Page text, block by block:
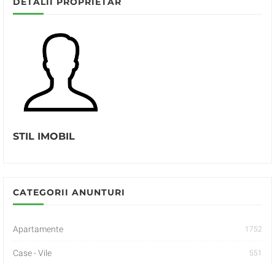
STIL IMOBIL
CATEGORII ANUNTURI
Apartamente 1752
Case - Vile 551